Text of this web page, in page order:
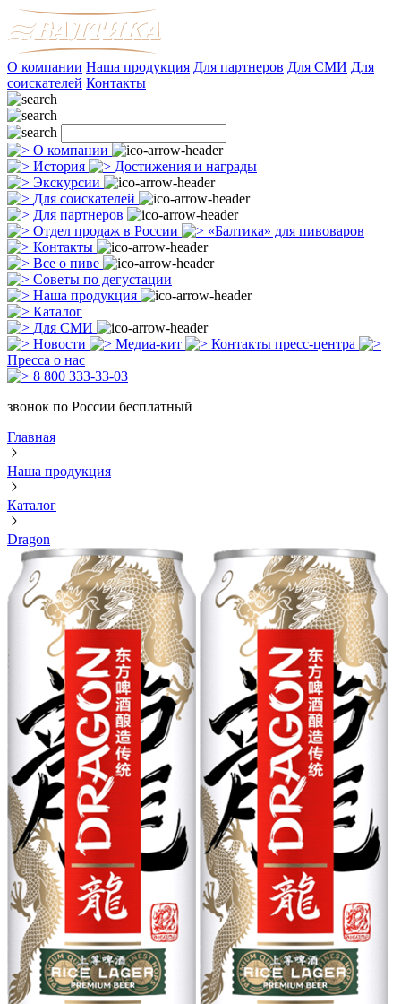
О компании Наша продукция Для партнеров Для СМИ Для
соискателей Контакты
О компании
История
Достижения и награды
Экскурсии
Для соискателей
Для партнеров
Отдел продаж в России
«Балтика» для пивоваров
Контакты
Все о пиве
Советы по дегустации
Наша продукция
Каталог
Для СМИ
Новости
Медиа-кит
Контакты пресс-центра
Пресса о нас
8 800 333-33-03
звонок по России бесплатный
Главная
Наша продукция
Каталог
Dragon